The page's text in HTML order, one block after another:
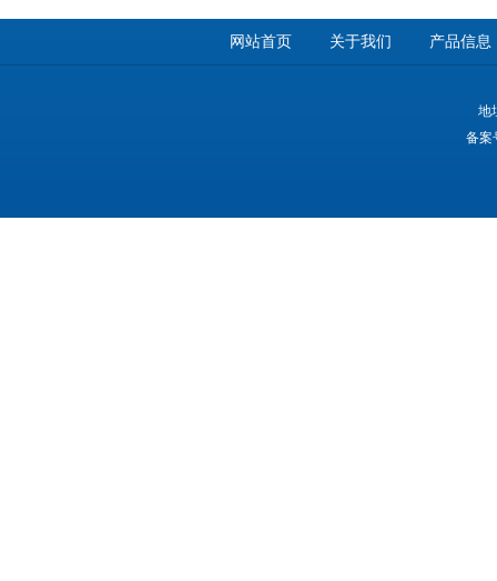
网站首页 关于我们 产品信息
地
备案